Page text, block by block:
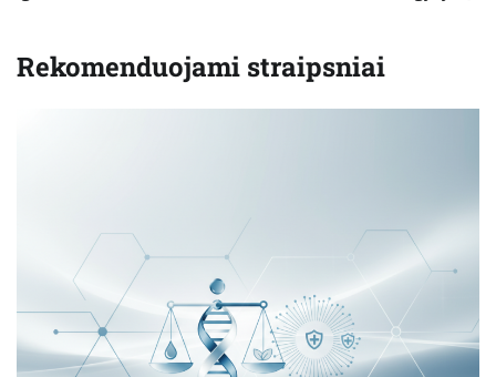
Rekomenduojami straipsniai